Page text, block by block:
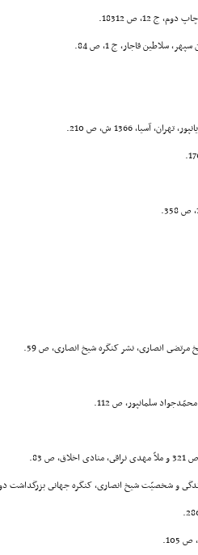
ج 12، ص 18312.
سلاطین قاجار، ج 1، ص 84.
آسیا، 1366 ش، ص 210.
مرتضى انصارى، نشر کنگره شیخ انصارى، ص 59.
83.